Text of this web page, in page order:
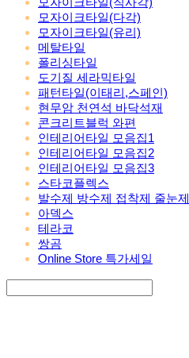
모자이크타일(다각)
모자이크타일(유리)
메탈타일
폴리싱타일
도기질 세라믹타일
패턴타일(이태리,스페인)
현무암 천연석 바닥석재
콘크리트블럭 와편
인테리어타일 모음집1
인테리어타일 모음집2
인테리어타일 모음집3
스타코플렉스
발수제 방수제 접착제 줄눈제
아덱스
테라코
쌍곰
Online Store 특가세일